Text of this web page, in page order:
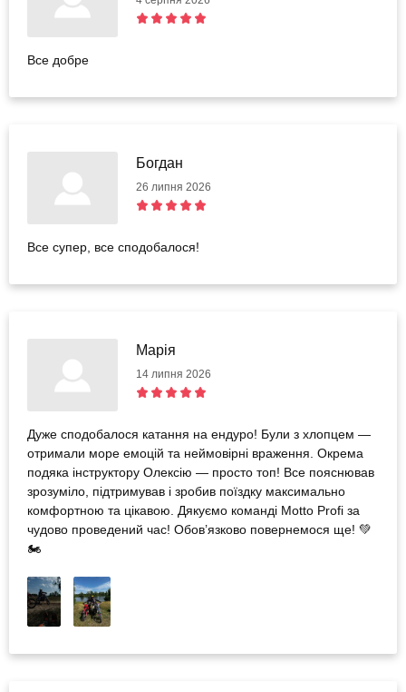
Все добре
Богдан
26 липня 2026
Все супер, все сподобалося!
Марія
14 липня 2026
Дуже сподобалося катання на ендуро! Були з хлопцем —
отримали море емоцій та неймовірні враження. Окрема
подяка інструктору Олексію — просто топ! Все пояснював
зрозуміло, підтримував і зробив поїздку максимально
комфортною та цікавою. Дякуємо команді Motto Profi за
чудово проведений час! Обов’язково повернемося ще! 💚
🏍️